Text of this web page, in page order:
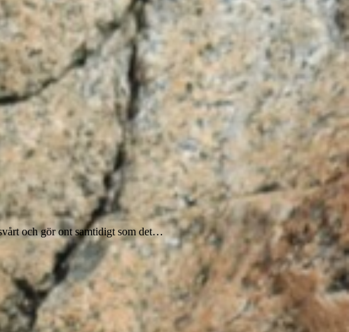
och gör ont samtidigt som det…